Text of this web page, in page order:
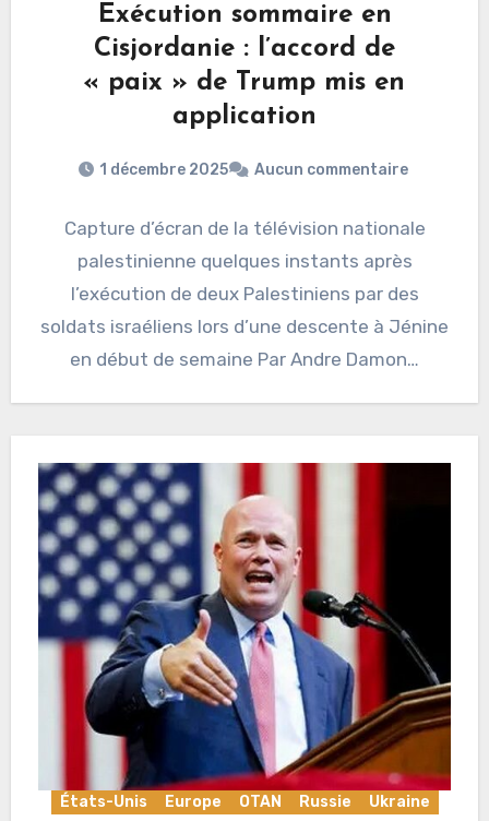
Exécution sommaire en
Cisjordanie : l’accord de
« paix » de Trump mis en
application
1 décembre 2025 Aucun commentaire
Capture d’écran de la télévision nationale
palestinienne quelques instants après
l’exécution de deux Palestiniens par des
soldats israéliens lors d’une descente à Jénine
en début de semaine Par Andre Damon…
États-Unis Europe OTAN Russie Ukraine